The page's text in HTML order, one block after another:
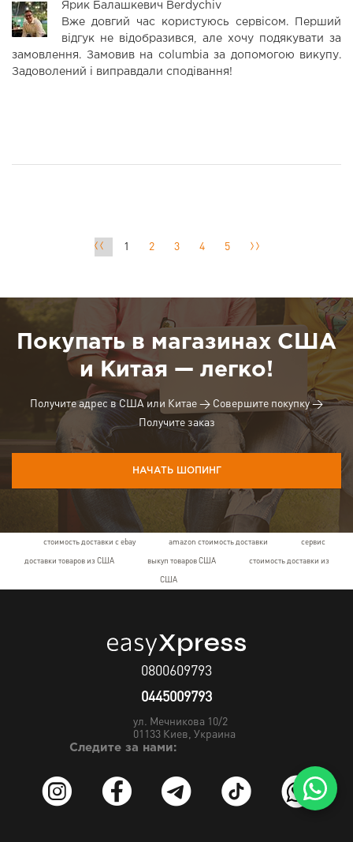
Ярик Балашкевич Berdychiv
Вже довгий час користуюсь сервісом. Перший
відгук не відобразився, але хочу подякувати за
замовлення. Замовив на columbia за допомогою викупу.
Задоволений і виправдали сподівання!
1 2 3 4 5
Покупать в магазинах США
и Китая — легко!
Получите адрес в США или Китае → Совершите покупку →
Получите заказ
НАЧАТЬ ШОПИНГ
стоимость доставки с ebay amazon стоимость доставки сервис
доставки товаров из США выкуп товаров США стоимость доставки из
США
0800609793
0445009793
ул. Мечникова 10/2
01133 Киев, Украина
Следите за нами: